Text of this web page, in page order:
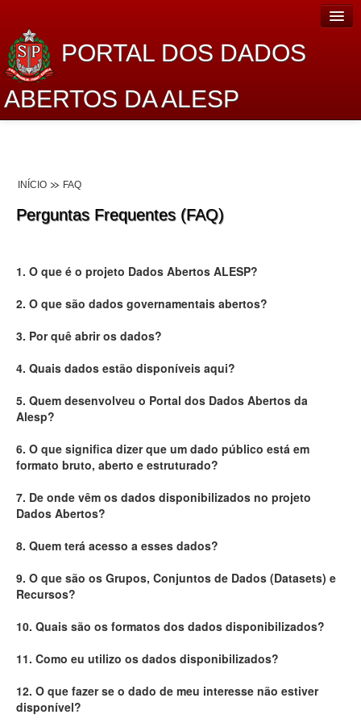
PORTAL DOS DADOS
ABERTOS DA ALESP
Lei de Acesso à Informação
Administração
Legislação
Perguntas frequentes
Contato
INÍCIO FAQ
Perguntas Frequentes (FAQ)
1. O que é o projeto Dados Abertos ALESP?
2. O que são dados governamentais abertos?
3. Por quê abrir os dados?
4. Quais dados estão disponíveis aqui?
5. Quem desenvolveu o Portal dos Dados Abertos da
Alesp?
6. O que significa dizer que um dado público está em
formato bruto, aberto e estruturado?
7. De onde vêm os dados disponibilizados no projeto
Dados Abertos?
8. Quem terá acesso a esses dados?
9. O que são os Grupos, Conjuntos de Dados (Datasets) e
Recursos?
10. Quais são os formatos dos dados disponibilizados?
11. Como eu utilizo os dados disponibilizados?
12. O que fazer se o dado de meu interesse não estiver
disponível?